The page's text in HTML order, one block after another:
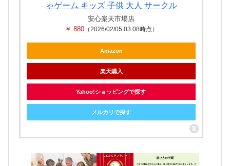
ゃゲーム キッズ 子供 大人 サークル
安心楽天市場店
￥ 880（2026/02/05 03:08時点）
Amazon
楽天購入
Yahoo!ショッピングで探す
メルカリで探す